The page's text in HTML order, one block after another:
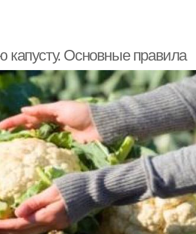
капусту. Основные правила